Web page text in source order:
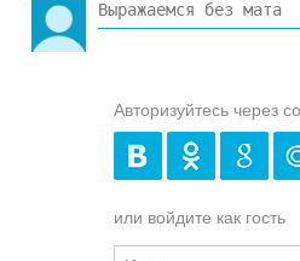
Авторизуйтесь через
или войдите как гость